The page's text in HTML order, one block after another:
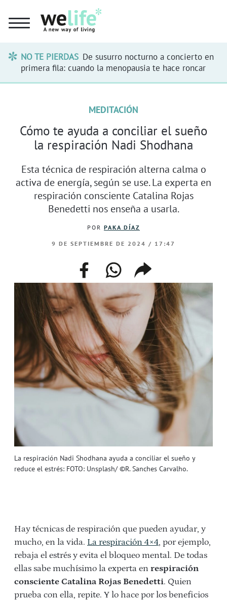
NO TE PIERDAS De susurro nocturno a concierto en
primera fila: cuando la menopausia te hace roncar
La respiración Nadi Shodhana ayuda a conciliar el sueño y
reduce el estrés: FOTO: Unsplash/ ©R. Sanches Carvalho.
MEDITACIÓN
Cómo te ayuda a conciliar el sueño
la respiración Nadi Shodhana
Esta técnica de respiración alterna calma o
activa de energía, según se use. La experta en
respiración consciente Catalina Rojas
Benedetti nos enseña a usarla.
POR PAKA DÍAZ
9 DE SEPTIEMBRE DE 2024 / 17:47
facebookwhatsappcompartir
enlace
Hay técnicas de respiración que pueden ayudar, y
mucho, en la vida. La respiración 4×4, por ejemplo,
rebaja el estrés y evita el bloqueo mental. De todas
ellas sabe muchísimo la experta en respiración
consciente Catalina Rojas Benedetti. Quien
prueba con ella, repite. Y lo hace por los beneficios